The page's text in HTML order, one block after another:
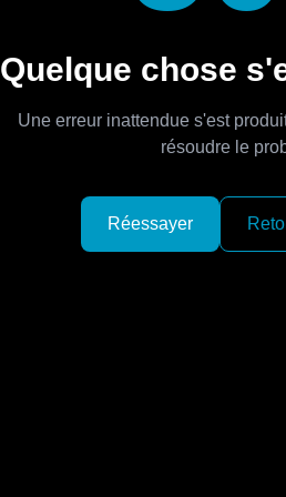
Quelque chose
Une erreur inattendue s'est
résoudre le
Réessayer